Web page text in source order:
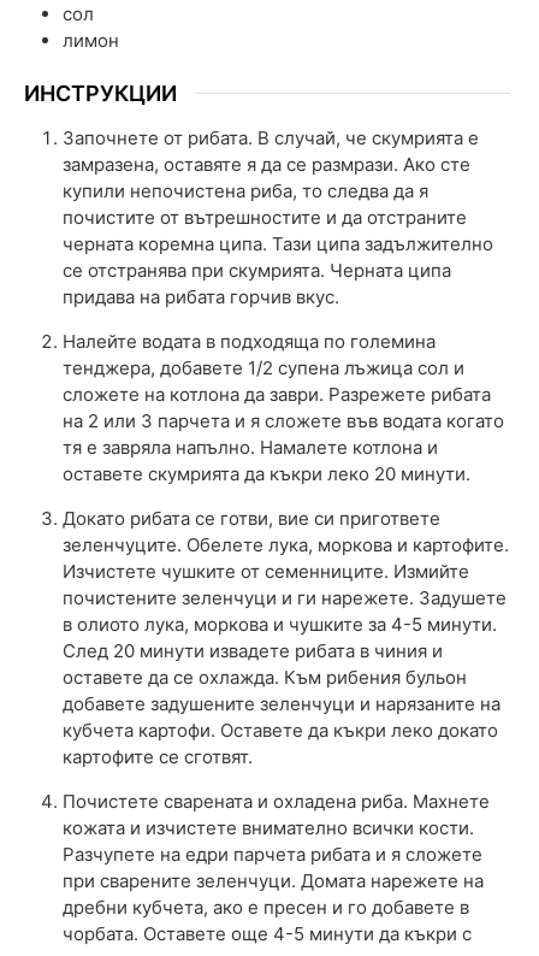
сол
лимон
ИНСТРУКЦИИ
Започнете от рибата. В случай, че скумрията е
замразена, оставяте я да се размрази. Ако сте
купили непочистена риба, то следва да я
почистите от вътрешностите и да отстраните
черната коремна ципа. Тази ципа задължително
се отстранява при скумрията. Черната ципа
придава на рибата горчив вкус.
Налейте водата в подходяща по големина
тенджера, добавете 1/2 супена лъжица сол и
сложете на котлона да заври. Разрежете рибата
на 2 или 3 парчета и я сложете във водата когато
тя е завряла напълно. Намалете котлона и
оставете скумрията да къкри леко 20 минути.
Докато рибата се готви, вие си пригответе
зеленчуците. Обелете лука, моркова и картофите.
Изчистете чушките от семенниците. Измийте
почистените зеленчуци и ги нарежете. Задушете
в олиото лука, моркова и чушките за 4-5 минути.
След 20 минути извадете рибата в чиния и
оставете да се охлажда. Към рибения бульон
добавете задушените зеленчуци и нарязаните на
кубчета картофи. Оставете да къкри леко докато
картофите се сготвят.
Почистете сварената и охладена риба. Махнете
кожата и изчистете внимателно всички кости.
Разчупете на едри парчета рибата и я сложете
при сварените зеленчуци. Домата нарежете на
дребни кубчета, ако е пресен и го добавете в
чорбата. Оставете още 4-5 минути да къкри с